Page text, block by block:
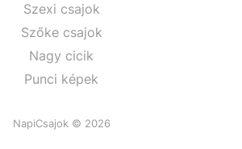
Szexi csajok
Szőke csajok
Nagy cicik
Punci képek
NapiCsajok © 2026